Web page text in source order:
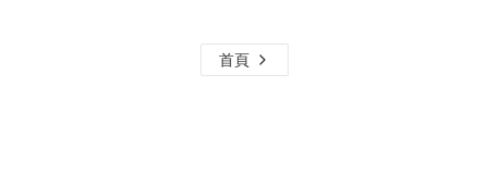
首頁